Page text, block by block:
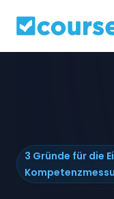
Default
Lösungen
3 Gründe für die